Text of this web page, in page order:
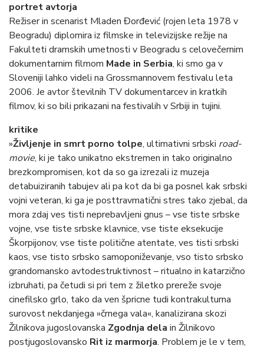
portret avtorja
Režiser in scenarist Mladen Đorđević (rojen leta 1978 v
Beogradu) diplomira iz filmske in televizijske režije na
Fakulteti dramskih umetnosti v Beogradu s celovečernim
dokumentarnim filmom Made in Serbia, ki smo ga v
Sloveniji lahko videli na Grossmannovem festivalu leta
2006. Je avtor številnih TV dokumentarcev in kratkih
filmov, ki so bili prikazani na festivalih v Srbiji in tujini.
kritike
»Življenje in smrt porno tolpe, ultimativni srbski road-
movie, ki je tako unikatno ekstremen in tako originalno
brezkompromisen, kot da so ga izrezali iz muzeja
detabuiziranih tabujev ali pa kot da bi ga posnel kak srbski
vojni veteran, ki ga je posttravmatični stres tako zjebal, da
mora zdaj ves tisti neprebavljeni gnus – vse tiste srbske
vojne, vse tiste srbske klavnice, vse tiste eksekucije
Škorpijonov, vse tiste politične atentate, ves tisti srbski
kaos, vse tisto srbsko samoponiževanje, vso tisto srbsko
grandomansko avtodestruktivnost – ritualno in katarzično
izbruhati, pa četudi si pri tem z žiletko prereže svoje
cinefilsko grlo, tako da ven špricne tudi kontrakulturna
surovost nekdanjega »črnega vala«, kanalizirana skozi
Žilnikova jugoslovanska Zgodnja dela in Žilnikovo
postjugoslovansko Rit iz marmorja. Problem je le v tem,